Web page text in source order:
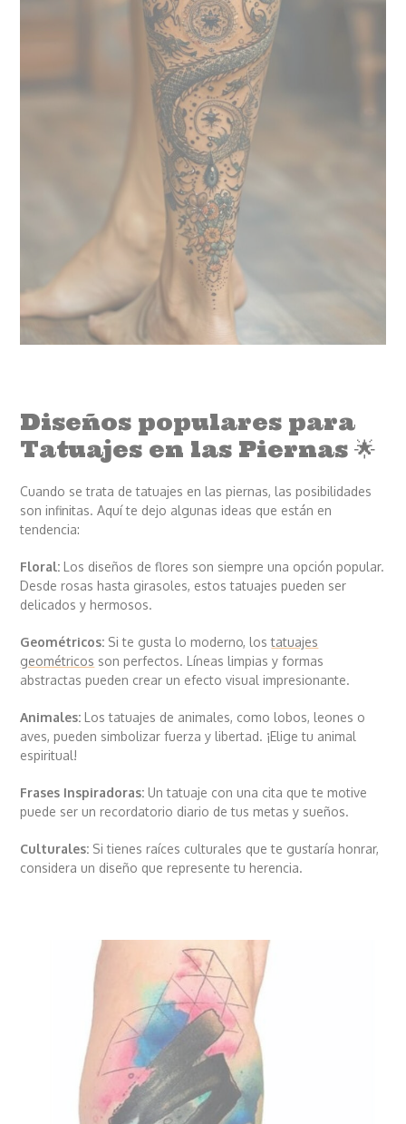
Diseños populares para
Tatuajes en las Piernas 🌟
Cuando se trata de tatuajes en las piernas, las posibilidades
son infinitas. Aquí te dejo algunas ideas que están en
tendencia:
Floral: Los diseños de flores son siempre una opción popular.
Desde rosas hasta girasoles, estos tatuajes pueden ser
delicados y hermosos.
Geométricos: Si te gusta lo moderno, lostatuajes
geométricos son perfectos. Líneas limpias y formas
abstractas pueden crear un efecto visual impresionante.
Animales: Los tatuajes de animales, como lobos, leones o
aves, pueden simbolizar fuerza y libertad. ¡Elige tu animal
espiritual!
Frases Inspiradoras: Un tatuaje con una cita que te motive
puede ser un recordatorio diario de tus metas y sueños.
Culturales: Si tienes raíces culturales que te gustaría honrar,
considera un diseño que represente tu herencia.
course byHugo Feist
Use the coupon "INKF"for a 40% discount on valid
promotions.